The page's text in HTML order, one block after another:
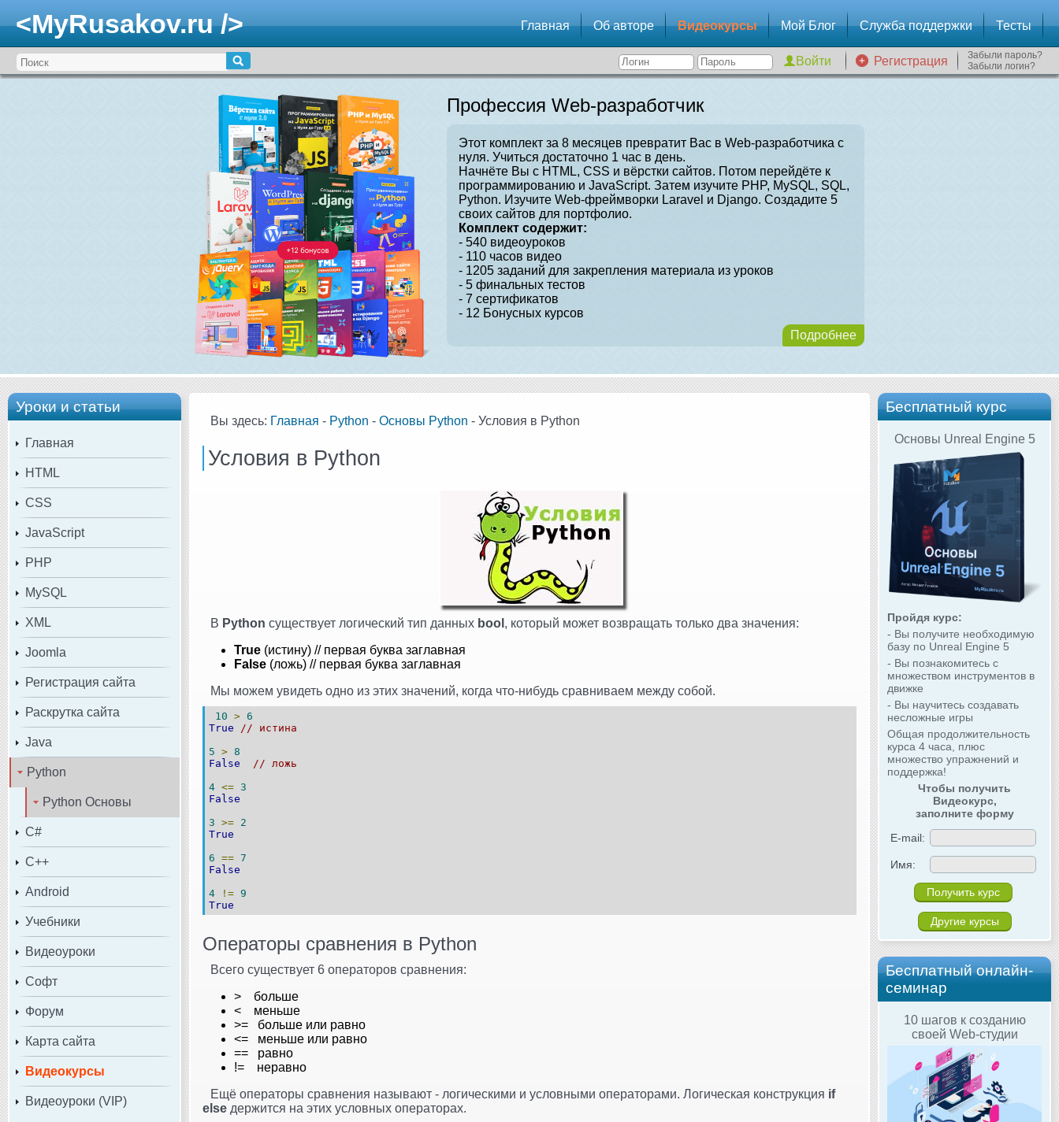
<MyRusakov.ru /> Главная Об авторе Видеокурсы Мой Блог Служба поддержки Тесты
Регистрация
Забыли пароль?
Забыли логин?
Профессия Web-разработчик
Этот комплект за 8 месяцев превратит Вас в Web-разработчика с
нуля. Учиться достаточно 1 час в день.
Начнёте Вы с HTML, CSS и вёрстки сайтов. Потом перейдёте к
программированию и JavaScript. Затем изучите PHP, MySQL, SQL,
Python. Изучите Web-фреймворки Laravel и Django. Создадите 5
своих сайтов для портфолио.
Комплект содержит:
- 540 видеоуроков
- 110 часов видео
- 1205 заданий для закрепления материала из уроков
- 5 финальных тестов
- 7 сертификатов
- 12 Бонусных курсов
Подробнее
Уроки и статьи
Главная
HTML
CSS
JavaScript
PHP
MySQL
XML
Joomla
Регистрация сайта
Раскрутка сайта
Java
Python
Python Основы
C#
C++
Android
Учебники
Видеоуроки
Софт
Форум
Карта сайта
Видеокурсы
Видеоуроки (VIP)
Бесплатный курс
Основы Unreal Engine 5
Пройдя курс:
- Вы получите необходимую
базу по Unreal Engine 5
- Вы познакомитесь с
множеством инструментов в
движке
- Вы научитесь создавать
несложные игры
Общая продолжительность
курса 4 часа, плюс
множество упражнений и
поддержка!
Чтобы получить
Видеокурс,
заполните форму
E-mail:
Имя:
Другие курсы
Бесплатный онлайн-
семинар
10 шагов к созданию
своей Web-студии
Вы здесь: Главная - Python - Основы Python - Условия в Python
Условия в Python
В Python существует логический тип данных bool , который может возвращать только два значения:
True (истину) // первая буква заглавная
False (ложь) // первая буква заглавная
Мы можем увидеть одно из этих значений, когда что-нибудь сравниваем между собой.
10 > 6
True
// истина
5 > 8
False
// ложь
4 <= 3
False
3 >= 2
True
6 == 7
False
4
!= 9
True
Операторы сравнения в Python
Всего существует 6 операторов сравнения:
> больше
< меньше
>= больше или равно
<= меньше или равно
== равно
!= неравно
Ещё операторы сравнения называют - логическими и условными операторами. Логическая конструкция if
else держится на этих условных операторах.